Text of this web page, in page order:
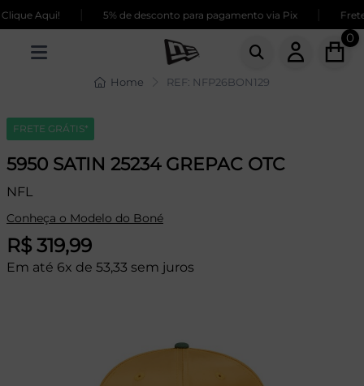
Aqui! 5% de desconto para pagamento via Pix Frete
0
Home REF: NFP26BON129
FRETE GRÁTIS*
5950 SATIN 25234 GREPAC OTC
NFL
Conheça o Modelo do Boné
R$ 319,99
Em até 6x de 53,33 sem juros